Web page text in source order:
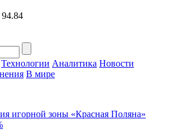
Технологии Аналитика Новости
В мире
игорной зоны «Красная Поляна»